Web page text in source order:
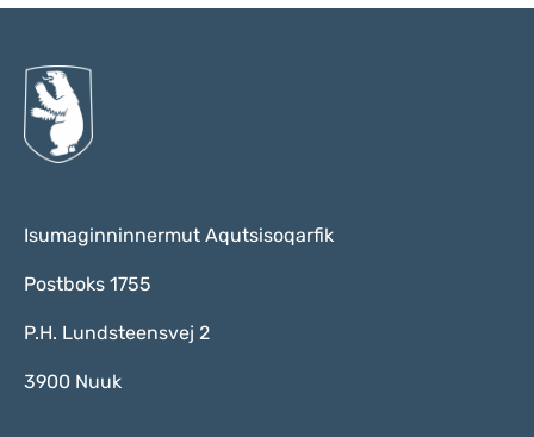
Isumaginninnermut Aqutsisoqarfik
Postboks 1755
P.H. Lundsteensvej 2
3900 Nuuk